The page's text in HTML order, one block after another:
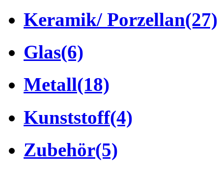
Keramik/ Porzellan(27)
Glas(6)
Metall(18)
Kunststoff(4)
Zubehör(5)